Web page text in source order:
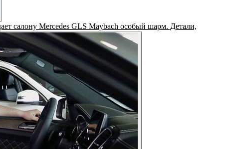
салону Mercedes GLS Maybach особый шарм. Детали,